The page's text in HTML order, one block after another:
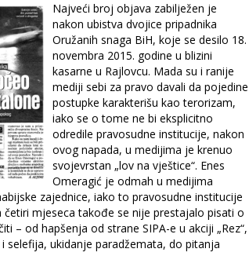
Najveći broj objava zabilježen je
nakon ubistva dvojice pripadnika
Oružanih snaga BiH, koje se desilo 18.
novembra 2015. godine u blizini
kasarne u Rajlovcu. Mada su i ranije
mediji sebi za pravo davali da pojedine
po­stupke karakterišu kao terorizam,
iako se o tome ne bi eksplicitno
odredile pravosudne institucije, nakon
ovog napada, u medijima je krenuo
svojevrstan „lov na vještice“. Enes
Omeragić je odmah u medi­jima
zajednice, iako to pravo­sudne institucije
mjeseca takođe se nije prestajalo pisati o
– od hapšenja od strane SIPA-e u akciji „Rez“,
selefija, ukidanje paradžemata, do pitanja